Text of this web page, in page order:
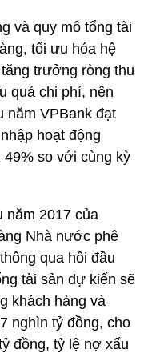
và quy mô tổng tài
tối ưu hóa hệ
trưởng ròng thu
quả chi phí, nên
năm VPBank đạt
hoạt động
so với cùng kỳ
năm 2017 của
Nhà nước phê
qua hồi đầu
tài sản dự kiến sẽ
khách hàng và
nghìn tỷ đồng, cho
đồng, tỷ lệ nợ xấu